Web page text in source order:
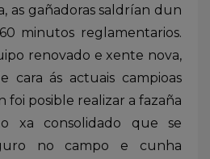
as gañadoras saldrían dun
minutos reglamentarios.
renovado e xente nova,
cara ás actuais campioas
foi posible realizar a fazaña
xa consolidado que se
no campo e cunha